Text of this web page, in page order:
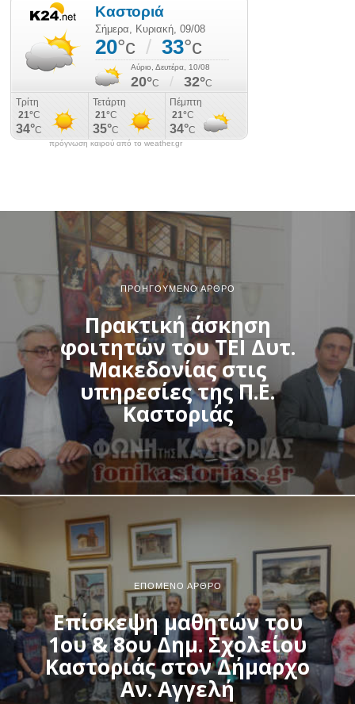
πρόγνωση καιρού από το weather.gr
ΠΡΟΗΓΟΎΜΕΝΟ ΆΡΘΡΟ
Πρακτική άσκηση
φοιτητών του ΤΕΙ Δυτ.
Μακεδονίας στις
υπηρεσίες της Π.Ε.
Καστοριάς
ΕΠΌΜΕΝΟ ΆΡΘΡΟ
Επίσκεψη μαθητών του
1ου & 8ου Δημ. Σχολείου
Καστοριάς στον Δήμαρχο
Αν. Αγγελή